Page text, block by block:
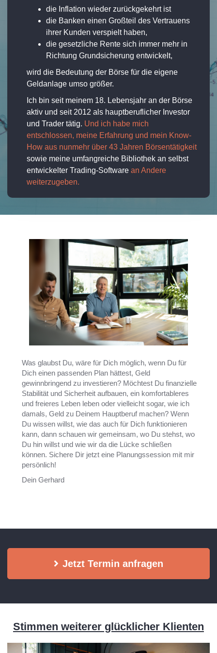
die Inflation wieder zurückgekehrt ist
die Banken einen Großteil des Vertrauens
ihrer Kunden verspielt haben,
die gesetzliche Rente sich immer mehr in
Richtung Grundsicherung entwickelt,
wird die Bedeutung der Börse für die eigene
Geldanlage umso größer.
Ich bin seit meinem 18. Lebensjahr an der Börse
aktiv und seit 2012 als hauptberuflicher Investor
und Trader tätig. Und ich habe mich
entschlossen, meine Erfahrung und mein Know-
How aus nunmehr über 43 Jahren Börsentätigkeit
sowie meine umfangreiche Bibliothek an selbst
entwickelter Trading-Software an Andere
weiterzugeben.
Was glaubst Du, wäre für Dich möglich, wenn Du für
Dich einen passenden Plan hättest, Geld
gewinnbringend zu investieren? Möchtest Du finanzielle
Stabilität und Sicherheit aufbauen, ein komfortableres
und freieres Leben leben oder vielleicht sogar, wie ich
damals, Geld zu Deinem Hauptberuf machen? Wenn
Du wissen willst, wie das auch für Dich funktionieren
kann, dann schauen wir gemeinsam, wo Du stehst, wo
Du hin willst und wie wir da die Lücke schließen
können. Sichere Dir jetzt eine Planungssession mit mir
persönlich!
Dein Gerhard
Jetzt Termin anfragen
Stimmen weiterer glücklicher Klienten